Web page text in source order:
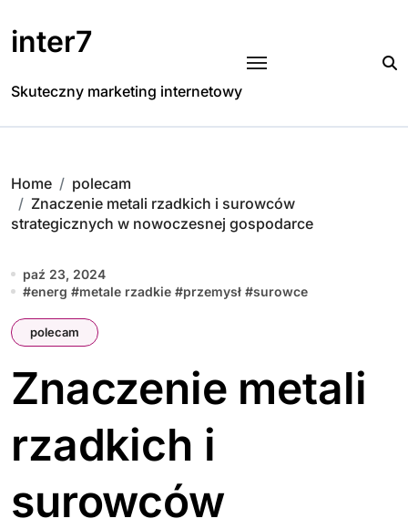
to
content
inter7
Skuteczny marketing internetowy
Home
polecam
Znaczenie metali rzadkich i surowców
strategicznych w nowoczesnej gospodarce
paź 23, 2024
#energ #metale rzadkie #przemysł #surowce
polecam
Znaczenie metali
rzadkich i
surowców